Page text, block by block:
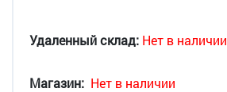
Удаленный склад: Нет в наличии
Магазин: Нет в наличии